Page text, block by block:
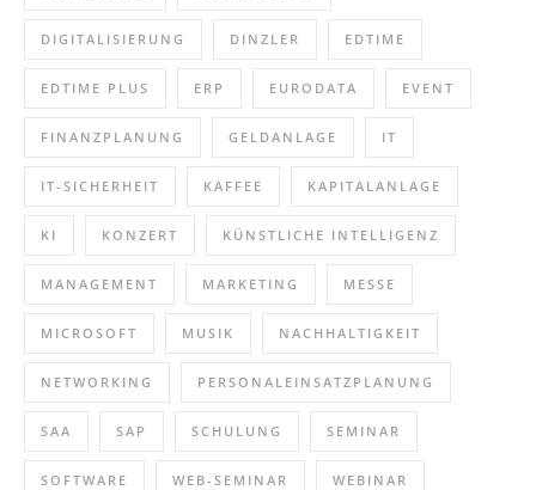
DIGITALISIERUNG DINZLER EDTIME
EDTIME PLUS ERP EURODATA EVENT
FINANZPLANUNG GELDANLAGE IT
IT-SICHERHEIT KAFFEE KAPITALANLAGE
KI KONZERT KÜNSTLICHE INTELLIGENZ
MANAGEMENT MARKETING MESSE
MICROSOFT MUSIK NACHHALTIGKEIT
NETWORKING PERSONALEINSATZPLANUNG
SAA SAP SCHULUNG SEMINAR
SOFTWARE WEB-SEMINAR WEBINAR